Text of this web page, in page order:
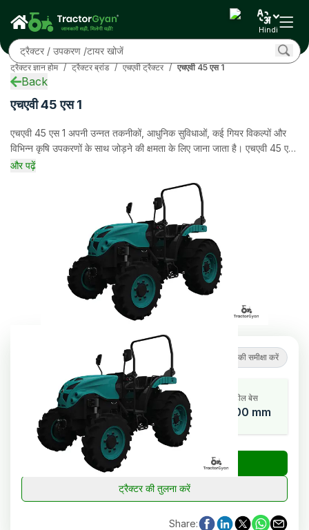
ओवरव्यू
ईएमआई कैलकुलेटर
एचपी
समीक्षाएं
तुलना
अक्सर पूछे जाने वाले प्रश्न
और
Hindi
Back
एचएवी 45 एस 1
ट्रैक्टर ज्ञान होम / ट्रैक्टर ब्रांड / एचएवी ट्रैक्टर / एचएवी 45 एस 1
एचएवी 45 एस 1 अपनी उन्नत तकनीकों, आधुनिक सुविधाओं, कई गियर विकल्पों और
विभिन्न कृषि उपकरणों के साथ जोड़ने की क्षमता के लिए जाना जाता है। एचएवी 45 एस
1 में 44 HP इंजन है जो निरंतर संचालन का समर्थन करता है। इस ट्रैक्टर में OIB
और पढ़ें
ट्रैक्टर की समीक्षा करें
एचपी रेंज
44
कूलिंग सिस्टम
Cooled
व्हील बेस
2000 mm
₹ट्रैक्टर की कीमत जांचें
ट्रैक्टर की तुलना करें
Share: